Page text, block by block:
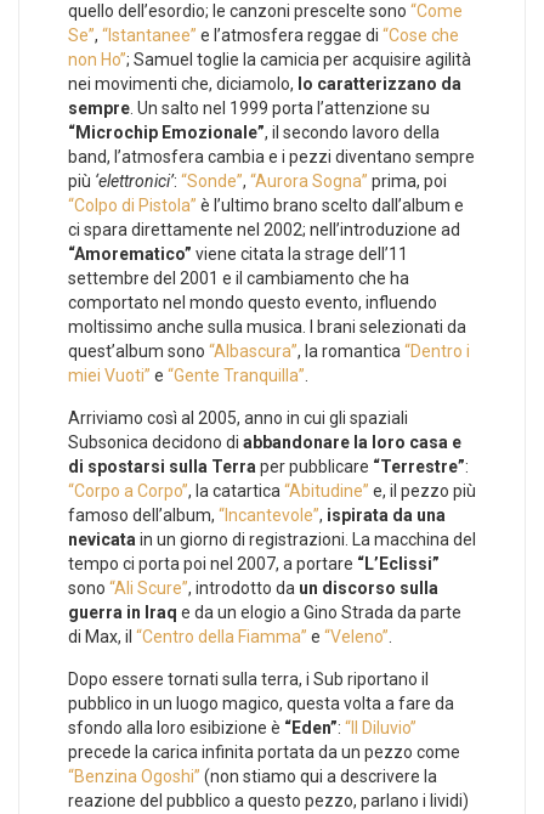
quello dell’esordio; le canzoni prescelte sono “Come
Se”, “Istantanee” e l’atmosfera reggae di “Cose che
non Ho”; Samuel toglie la camicia per acquisire agilità
nei movimenti che, diciamolo, lo caratterizzano da
sempre. Un salto nel 1999 porta l’attenzione su
“Microchip Emozionale”, il secondo lavoro della
band, l’atmosfera cambia e i pezzi diventano sempre
più ‘elettronici’: “Sonde”, “Aurora Sogna” prima, poi
“Colpo di Pistola” è l’ultimo brano scelto dall’album e
ci spara direttamente nel 2002; nell’introduzione ad
“Amorematico” viene citata la strage dell’11
settembre del 2001 e il cambiamento che ha
comportato nel mondo questo evento, influendo
moltissimo anche sulla musica. I brani selezionati da
quest’album sono “Albascura”, la romantica“Dentro i
miei Vuoti” e “Gente Tranquilla”.
Arriviamo così al 2005, anno in cui gli spaziali
Subsonica decidono di abbandonare la loro casa e
di spostarsi sulla Terraper pubblicare “Terrestre”:
“Corpo a Corpo”, la catartica“Abitudine” e, il pezzo più
famoso dell’album, “Incantevole”, ispirata da una
nevicatain un giorno di registrazioni. La macchina del
tempo ci porta poi nel 2007, a portare “L’Eclissi”
sono “Ali Scure”, introdotto da un discorso sulla
guerra in Iraq e da un elogio a Gino Strada da parte
di Max, il “Centro della Fiamma” e “Veleno”.
Dopo essere tornati sulla terra, i Sub riportano il
pubblico in un luogo magico, questa volta a fare da
sfondo alla loro esibizione è “Eden”: “Il Diluvio”
precede la carica infinita portata da un pezzo come
“Benzina Ogoshi” (non stiamo qui a descrivere la
reazione del pubblico a questo pezzo, parlano i lividi)